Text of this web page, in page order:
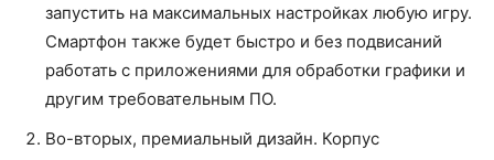
запустить на максимальных настройках любую игру.
Смартфон также будет быстро и без подвисаний
работать с приложениями для обработки графики и
другим требовательным ПО.
Во-вторых, премиальный дизайн. Корпус